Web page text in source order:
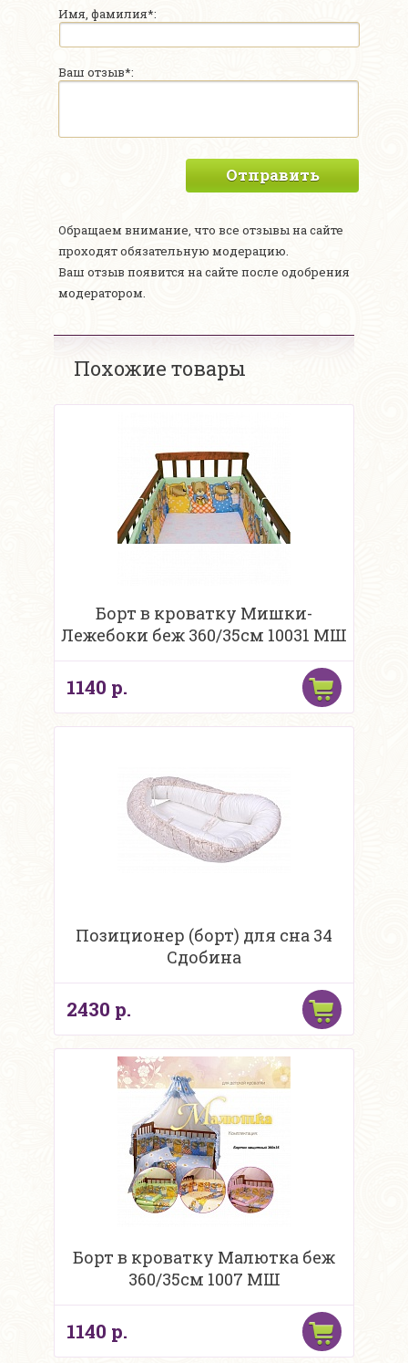
Имя, фамилия*:
Ваш отзыв*:
Отправить
Обращаем внимание, что все отзывы на сайте
проходят обязательную модерацию.
Ваш отзыв появится на сайте после одобрения
модератором.
Похожие товары
Борт в кроватку Мишки-
Лежебоки беж 360/35см 10031 МШ
1140 р.
Позиционер (борт) для сна 34
Сдобина
2430 р.
Борт в кроватку Малютка беж
360/35см 1007 МШ
1140 р.